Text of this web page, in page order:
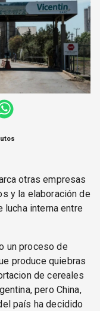
otras empresas
y la elaboración de
lucha interna entre
un proceso de
produce quiebras
de cereales
pero China,
país ha decidido